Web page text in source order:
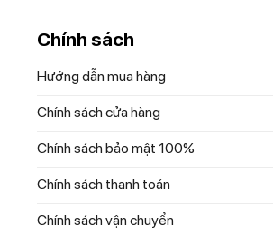
Chính sách
Hướng dẫn mua hàng
Chính sách cửa hàng
Chính sách bảo mật 100%
Chính sách thanh toán
Chính sách vận chuyển